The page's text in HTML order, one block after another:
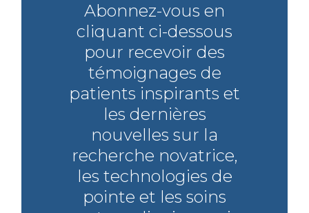
Abonnez-vous en
cliquant ci-dessous
pour recevoir des
témoignages de
patients inspirants et
les dernières
nouvelles sur la
recherche novatrice,
les technologies de
pointe et les soins